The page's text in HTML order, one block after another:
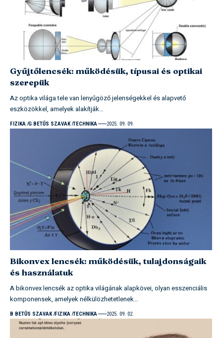
Gyűjtőlencsék: működésük, típusai és optikai
szerepük
Az optika világa tele van lenyűgöző jelenségekkel és alapvető
eszközökkel, amelyek alakítják…
FIZIKA G BETŰS SZAVAK TECHNIKA 2025. 09. 09.
Bikonvex lencsék: működésük, tulajdonságaik
és használatuk
A bikonvex lencsék az optika világának alapkövei, olyan esszenciális
komponensek, amelyek nélkülözhetetlenek…
B BETŰS SZAVAK FIZIKA TECHNIKA 2025. 09. 02.